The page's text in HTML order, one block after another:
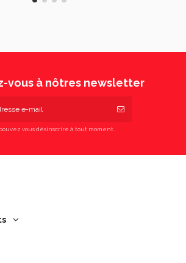
vous à nôtres newsletter
vous désinscrire à tout moment.